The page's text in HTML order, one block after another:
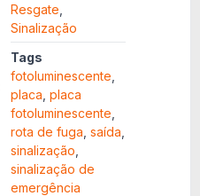
Resgate
Sinalização
Tags
fotoluminescente
placa placa
fotoluminescente
rota de fuga saída
sinalização
sinalização de
emergência